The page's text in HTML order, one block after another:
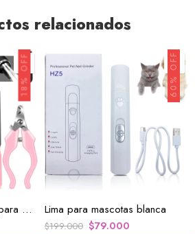
relacionados
18% OFF
REMATE Lima Eléctrica para mascotas
60% OFF
Lima para mascotas blanca
$199.000 $79.000